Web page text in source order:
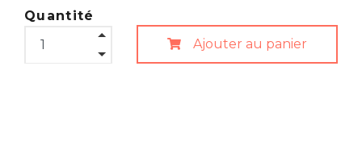
Quantité
Ajouter au panier